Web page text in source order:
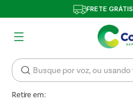
FRETE GRÁTIS
Retire em: